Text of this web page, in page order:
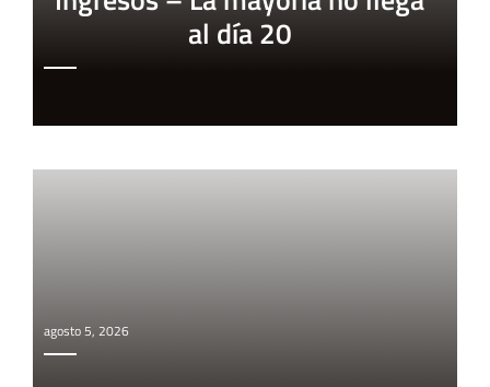
al día 20
agosto 5, 2026